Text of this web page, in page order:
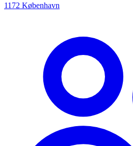
1172 København